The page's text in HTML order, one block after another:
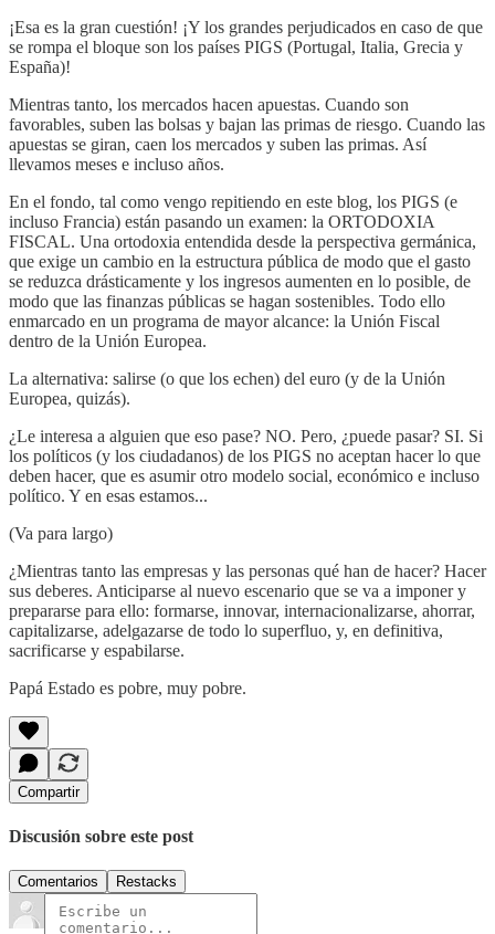
¡Esa es la gran cuestión! ¡Y los grandes perjudicados en caso de que
se rompa el bloque son los países PIGS (Portugal, Italia, Grecia y
España)!
Mientras tanto, los mercados hacen apuestas. Cuando son
favorables, suben las bolsas y bajan las primas de riesgo. Cuando las
apuestas se giran, caen los mercados y suben las primas. Así
llevamos meses e incluso años.
En el fondo, tal como vengo repitiendo en este blog, los PIGS (e
incluso Francia) están pasando un examen: la ORTODOXIA
FISCAL. Una ortodoxia entendida desde la perspectiva germánica,
que exige un cambio en la estructura pública de modo que el gasto
se reduzca drásticamente y los ingresos aumenten en lo posible, de
modo que las finanzas públicas se hagan sostenibles. Todo ello
enmarcado en un programa de mayor alcance: la Unión Fiscal
dentro de la Unión Europea.
La alternativa: salirse (o que los echen) del euro (y de la Unión
Europea, quizás).
¿Le interesa a alguien que eso pase? NO. Pero, ¿puede pasar? SI. Si
los políticos (y los ciudadanos) de los PIGS no aceptan hacer lo que
deben hacer, que es asumir otro modelo social, económico e incluso
político. Y en esas estamos...
(Va para largo)
¿Mientras tanto las empresas y las personas qué han de hacer? Hacer
sus deberes. Anticiparse al nuevo escenario que se va a imponer y
prepararse para ello: formarse, innovar, internacionalizarse, ahorrar,
capitalizarse, adelgazarse de todo lo superfluo, y, en definitiva,
sacrificarse y espabilarse.
Papá Estado es pobre, muy pobre.
Compartir
Discusión sobre este post
Comentarios Restacks